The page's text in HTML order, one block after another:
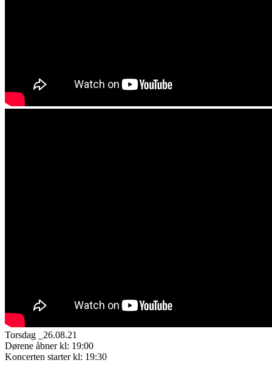
Torsdag _26.08.21
Dørene åbner kl: 19:00
Koncerten starter kl: 19:30